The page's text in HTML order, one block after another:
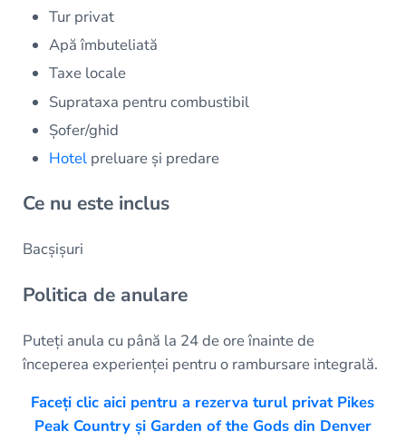
Tur privat
Apă îmbuteliată
Taxe locale
Suprataxa pentru combustibil
Șofer/ghid
Hotel preluare și predare
Ce nu este inclus
Bacșișuri
Politica de anulare
Puteți anula cu până la 24 de ore înainte de
începerea experienței pentru o rambursare integrală.
Faceți clic aici pentru a rezerva turul privat Pikes
Peak Country și Garden of the Gods din Denver